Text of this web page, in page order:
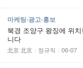
마케팅·광고·홍보
북경 조양구 왕징에 위
니다
北京 北京 정규직 06-07